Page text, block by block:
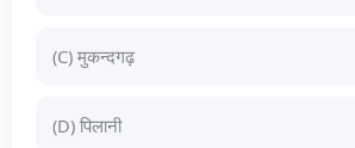
(C) मुकन्दगढ़
(D) पिलानी